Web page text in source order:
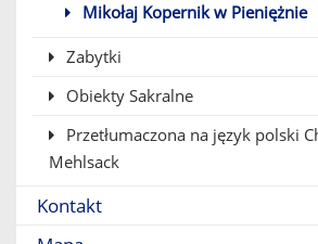
Mikołaj Kopernik w Pieniężnie
Zabytki
Obiekty Sakralne
Przetłumaczona na język polski
Mehlsack
Kontakt